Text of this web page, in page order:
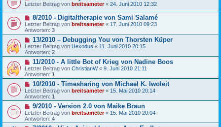
Letzter Beitrag von breitsameter« 24. Juni 2010 12:32
8/2010 - Digitaltherapie von Sami Salamé
Letzter Beitrag von breitsameter« 17. Juni 2010 09:23
Antworten: 3
13/2010 – Debugging You von Thorsten Küper
Letzter Beitrag von Hexodus « 11. Juni 2010 20:15
Antworten: 2
11/2010 - A little Bot of Krieg von Nadine Boos
Letzter Beitrag von ChristianW« 9. Juni 2010 21:11
Antworten: 1
10/2010 - Timesharing von Michael K. Iwoleit
Letzter Beitrag von breitsameter« 15. Mai 2010 20:14
Antworten: 1
9/2010 - Version 2.0 von Maike Braun
Letzter Beitrag von breitsameter« 15. Mai 2010 20:04
Antworten: 4